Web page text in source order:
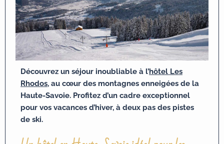
Découvrez un séjour inoubliable à l’hôtel Les
Rhodos, au cœur des montagnes enneigées de la
Haute-Savoie. Profitez d’un cadre exceptionnel
pour vos vacances d’hiver, à deux pas des pistes
de ski.